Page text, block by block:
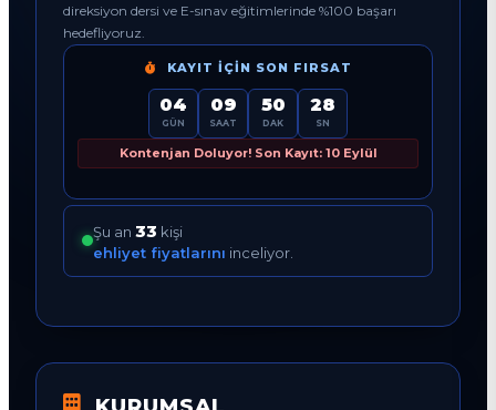
direksiyon dersi ve E-sınav eğitimlerinde %100 başarı
hedefliyoruz.
KAYIT İÇIN SON FIRSAT
04
GÜN
09
SAAT
50
DAK
27
SN
Kontenjan Doluyor! Son Kayıt: 10 Eylül
Şu an 35 kişi
ehliyet fiyatlarını inceliyor.